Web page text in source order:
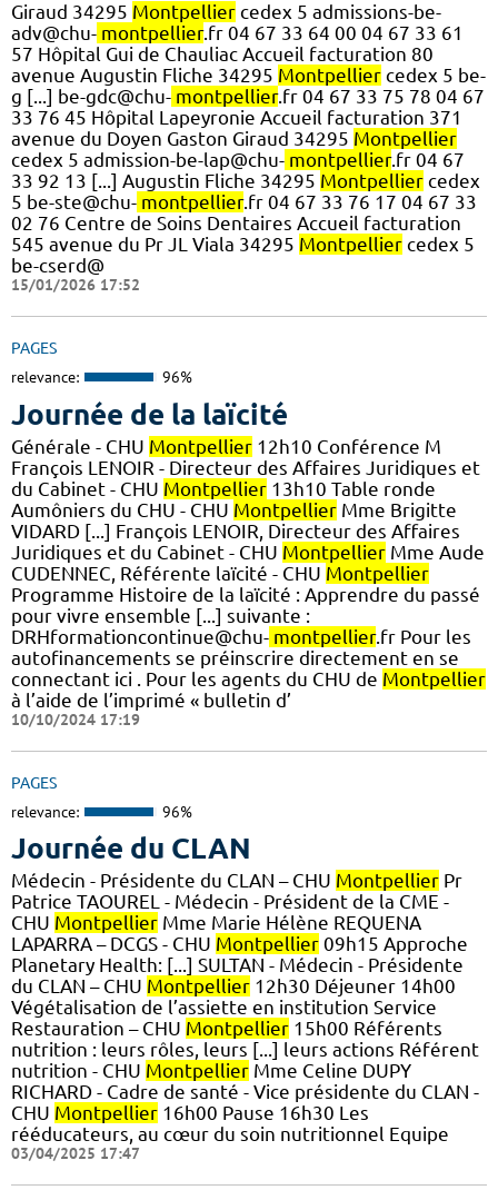
Giraud 34295 Montpellier cedex 5 admissions-be-
adv@chu- montpellier.fr 04 67 33 64 00 04 67 33 61
57 Hôpital Gui de Chauliac Accueil facturation 80
avenue Augustin Fliche 34295 Montpellier cedex 5 be-
g [...] be-gdc@chu- montpellier.fr 04 67 33 75 78 04 67
33 76 45 Hôpital Lapeyronie Accueil facturation 371
avenue du Doyen Gaston Giraud 34295 Montpellier
cedex 5 admission-be-lap@chu- montpellier.fr 04 67
33 92 13 [...] Augustin Fliche 34295 Montpellier cedex
5 be-ste@chu- montpellier.fr 04 67 33 76 17 04 67 33
02 76 Centre de Soins Dentaires Accueil facturation
545 avenue du Pr JL Viala 34295 Montpellier cedex 5
be-cserd@
15/01/2026 17:52
PAGES
relevance: 96%
Journée de la laïcité
Générale - CHU Montpellier 12h10 Conférence M
François LENOIR - Directeur des Affaires Juridiques et
du Cabinet - CHU Montpellier 13h10 Table ronde
Aumôniers du CHU - CHU Montpellier Mme Brigitte
VIDARD [...] François LENOIR, Directeur des Affaires
Juridiques et du Cabinet - CHU Montpellier Mme Aude
CUDENNEC, Référente laïcité - CHU Montpellier
Programme Histoire de la laïcité : Apprendre du passé
pour vivre ensemble [...] suivante :
DRHformationcontinue@chu- montpellier.fr Pour les
autofinancements se préinscrire directement en se
connectant ici . Pour les agents du CHU de Montpellier
à l’aide de l’imprimé « bulletin d’
10/10/2024 17:19
PAGES
relevance: 96%
Journée du CLAN
Médecin - Présidente du CLAN – CHU Montpellier Pr
Patrice TAOUREL - Médecin - Président de la CME -
CHU Montpellier Mme Marie Hélène REQUENA
LAPARRA – DCGS - CHU Montpellier 09h15 Approche
Planetary Health: [...] SULTAN - Médecin - Présidente
du CLAN – CHU Montpellier 12h30 Déjeuner 14h00
Végétalisation de l’assiette en institution Service
Restauration – CHU Montpellier 15h00 Référents
nutrition : leurs rôles, leurs [...] leurs actions Référent
nutrition - CHU Montpellier Mme Celine DUPY
RICHARD - Cadre de santé - Vice présidente du CLAN -
CHU Montpellier 16h00 Pause 16h30 Les
rééducateurs, au cœur du soin nutritionnel Equipe
03/04/2025 17:47